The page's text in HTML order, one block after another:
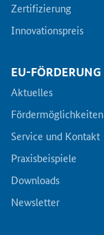
Zertifizierung
Innovationspreis
EU-FÖRDERUNG
Aktuelles
Fördermöglichkeiten
Service und Kontakt
Praxisbeispiele
Downloads
Newsletter